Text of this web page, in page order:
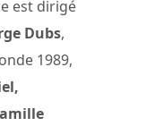
est dirigé
Dubs,
1989,